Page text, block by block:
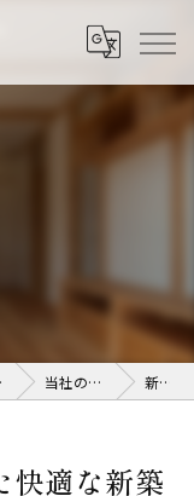
建設 当社の特徴 新築
快適な新築